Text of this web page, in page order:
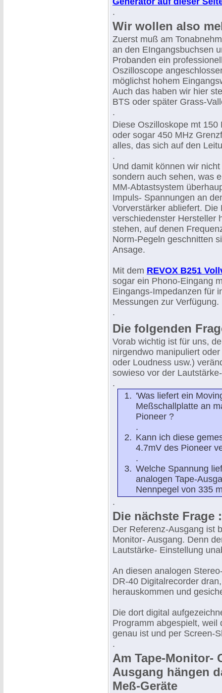
.
Wir wollen also
Zuerst muß am
an den EIngangsbuchsen
Probanden ein
Oszilloscope
möglichst hohem
Auch das haben wir hier
BTS oder später Grass-
.
Diese Oszilloskope mt 150
oder sogar 450 MHz
alles, das sich auf den
.
Und damit können wir
sondern auch sehen, was
MM-Abtastsystem
Impuls- Spannungen an
Vorverstärker abliefert. Die
verschiedenster Hersteller
stehen, auf denen
Norm-Pegeln geschnitten
Ansage.
Mit dem REVOX B251
sogar ein Phono-Eingang
Eingangs-Impedanzen für
Messungen zur Verfügung.
.
Die folgenden
Vorab wichtig ist für uns,
nirgendwo manipuliert
oder Loudness usw.)
sowieso vor der
.
'Was liefert ein
Meßschallplatte an
Pioneer ?
.
Kann ich diese
4.7mV des Pioneer
.
Welche Spannung
analogen Tape-
Nennpegel von 335
.
Die nächste Frage
Der Referenz-Ausgang ist
Monitor- Ausgang. Denn
Lautstärke- Einstellung
An diesen analogen
DR-40 Digitalrecorder
herauskommen und
Die dort digital
Programm abgespielt, weil
genau ist und per Screen-
.
Am Tape-Monitor-
Ausgang hängen
Meß-Geräte